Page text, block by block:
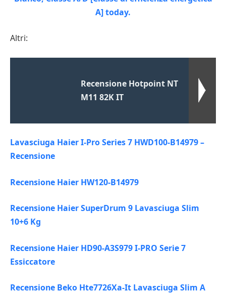
Altri:
Recensione Hotpoint NT
M11 82K IT
Lavasciuga Haier I-Pro Series 7 HWD100-B14979 –
Recensione
Recensione Haier HW120-B14979
Recensione Haier SuperDrum 9 Lavasciuga Slim
10+6 Kg
Recensione Haier HD90-A3S979 I-PRO Serie 7
Essiccatore
Recensione Beko Hte7726Xa-It Lavasciuga Slim A